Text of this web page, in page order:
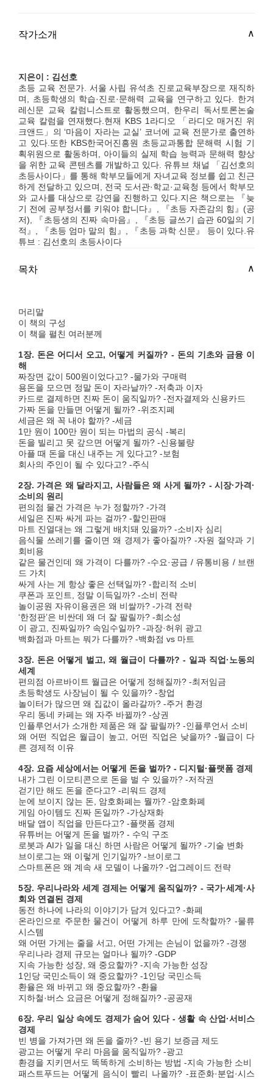
작가소개
지은이 : 김선호
초등 교육 전문가. 서울 사립 유석초 진로교육부장으로 재직하
며, 초등학생의 학습·진로·문해력 교육을 연구하고 있다. 한겨
레신문 교육 칼럼니스트로 활동했으며, 한우리 독서토론논술
교육 칼럼을 연재했다.현재 KBS 1라디오 「라디오 매거진 위
크앤드」의 ‘마음이 자라는 교실’ 코너에 교육 전문가로 출연하
고 있다.또한 KBS한국어진흥원 초등교과통합 문해력 시험 기
획위원으로 활동하며, 아이들의 실제 학습 능력과 문해력 향상
을 위한 교육 콘텐츠를 개발하고 있다. 유튜브 채널 「김선호의
초등사이다」를 통해 학부모들에게 자녀교육 정보를 쉽고 친근
하게 전달하고 있으며, 전국 도서관·학교·교육청 등에서 학부모
와 교사를 대상으로 강연을 진행하고 있다.지은 책으로는 『늦
기 전에 공부정서를 키워야 합니다』, 『초등 자존감의 힘』(공
저), 『초등생의 진짜 속마음』, 『초등 글쓰기 습관 60일의 기
적』, 『초등 엄마 말의 힘』, 『초등 과학 신문』 등이 있다.유
튜브 : 김선호의 초등사이다
목차
머리말
이 책의 구성
이 책을 펼친 여러분께
1장. 돈은 어디서 오고, 어떻게 커질까? - 돈의 기초와 금융 이
해
짜장면 값이 500원이었다고? -물가와 구매력
용돈을 모으면 정말 돈이 자라날까? -저축과 이자
카드로 결제하면 진짜 돈이 움직일까? -전자결제와 신용카드
가짜 돈을 만들면 어떻게 될까? -위조지폐
세금은 왜 꼭 내야 할까? -세금
1만 원이 100만 원이 되는 마법의 공식 -복리
돈을 빌리고 못 갚으면 어떻게 될까? -신용불량
아플 때 돈을 대신 내주는 게 있다고? -보험
회사의 주인이 될 수 있다고? -주식
2장. 가격은 왜 달라지고, 사람들은 왜 사게 될까? - 시장·가격·
소비의 원리
편의점 물건 가격은 누가 정할까? -가격
세일은 진짜 싸게 파는 걸까? -할인판매
마트 진열대는 왜 그렇게 배치돼 있을까? -소비자 심리
음식물 쓰레기를 줄이면 왜 경제가 좋아질까? -자원 절약과 기
회비용
같은 물건인데 왜 가격이 다를까? -수요·공급 / 유통비용 / 브랜
드 가치
싸게 사는 게 항상 좋은 선택일까? -합리적 소비
쿠폰과 포인트, 정말 이득일까? -소비 전략
놀이공원 자유이용권은 왜 비쌀까? -가격 전략
‘한정판’은 비싼데 왜 더 잘 팔릴까? -희소성
이 광고, 진짜일까? 속임수일까? -과장·허위 광고
백화점과 마트는 뭐가 다를까? -백화점 vs 마트
3장. 돈은 어떻게 벌고, 왜 월급이 다를까? - 일과 직업·노동의
세계
편의점 아르바이트 월급은 어떻게 정해질까? -최저임금
초등학생도 사장님이 될 수 있을까? -창업
놀이터가 많으면 왜 집값이 올라갈까? -주거 환경
우리 동네 카페는 왜 자주 바뀔까? -상권
인플루언서가 소개한 제품은 왜 잘 팔릴까? -인플루언서 소비
왜 어떤 직업은 월급이 높고, 어떤 직업은 낮을까? -월급이 다
른 경제적 이유
4장. 요즘 세상에서는 어떻게 돈을 벌까? - 디지털·플랫폼 경제
내가 그린 이모티콘으로 돈을 벌 수 있을까? -저작권
걷기만 해도 돈을 준다고? -리워드 경제
눈에 보이지 않는 돈, 암호화폐는 뭘까? -암호화폐
게임 아이템도 진짜 돈일까? -가상재화
배달 앱이 직업을 만든다고? -플랫폼 경제
유튜버는 어떻게 돈을 벌까? - 수익 구조
로봇과 AI가 일을 대신 하면 사람은 어떻게 될까? -기술 변화
브이로그는 왜 이렇게 인기일까? -브이로그
스마트폰은 왜 계속 새 모델이 나올까? -업그레이드 전략
5장. 우리나라와 세계 경제는 어떻게 움직일까? - 국가·세계·사
회와 연결된 경제
동전 하나에 나라의 이야기가 담겨 있다고? -화폐
온라인으로 주문한 물건이 어떻게 하루 만에 도착할까? -물류
시스템
왜 어떤 가게는 줄을 서고, 어떤 가게는 손님이 없을까? -경쟁
우리나라 경제 규모는 얼마나 될까? -GDP
지속 가능한 성장, 왜 중요할까? -지속 가능한 성장
1인당 국민소득이 왜 중요할까? -1인당 국민소득
환율은 왜 바뀌고 왜 중요할까? -환율
지하철·버스 요금은 어떻게 정해질까? -공공재
6장. 우리 일상 속에도 경제가 숨어 있다 - 생활 속 산업·서비스
경제
빈 병을 가져가면 왜 돈을 줄까? -빈 용기 보증금 제도
광고는 어떻게 우리 마음을 움직일까? -광고
환경을 지키면서도 똑똑하게 소비하는 방법 -지속 가능한 소비
패스트푸드는 어떻게 음식이 빨리 나올까? -표준화·분업·시스